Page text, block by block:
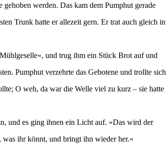
werden. Das kam dem Pumphut gerade
Trunk hatte er allezeit gern. Er trat auch gleich in
und trug ihm ein Stück Brot auf und
Pumphut verzehrte das Gebotene und trollte sich
O weh, da war die Welle viel zu kurz – sie hatte
und es ging ihnen ein Licht auf. »Das wird der
ihr könnt, und bringt ihn wieder her.«